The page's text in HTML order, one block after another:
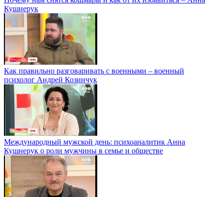
Кушнерук
Как правильно разговаривать с военными – военный
психолог Андрей Козинчук
Международный мужской день: психоаналитик Анна
Кушнерук о роли мужчины в семье и обществе